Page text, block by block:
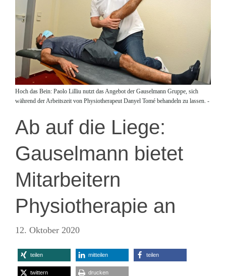
Hoch das Bein: Paolo Lilliu nutzt das Angebot der Gauselmann Gruppe, sich
während der Arbeitszeit von Physiotherapeut Danyel Tomé behandeln zu lassen. -
Ab auf die Liege:
Gauselmann bietet
Mitarbeitern
Physiotherapie an
12. Oktober 2020
teilen mitteilen teilen
twittern drucken